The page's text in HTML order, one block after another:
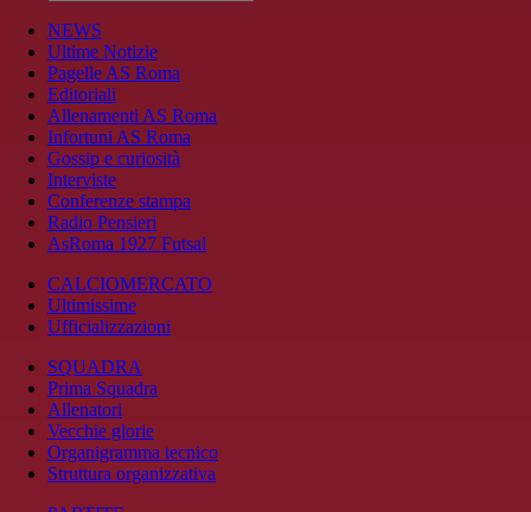
NEWS
Ultime Notizie
Pagelle AS Roma
Editoriali
Allenamenti AS Roma
Infortuni AS Roma
Gossip e curiosità
Interviste
Conferenze stampa
Radio Pensieri
AsRoma 1927 Futsal
CALCIOMERCATO
Ultimissime
Ufficializzazioni
SQUADRA
Prima Squadra
Allenatori
Vecchie glorie
Organigramma tecnico
Struttura organizzativa